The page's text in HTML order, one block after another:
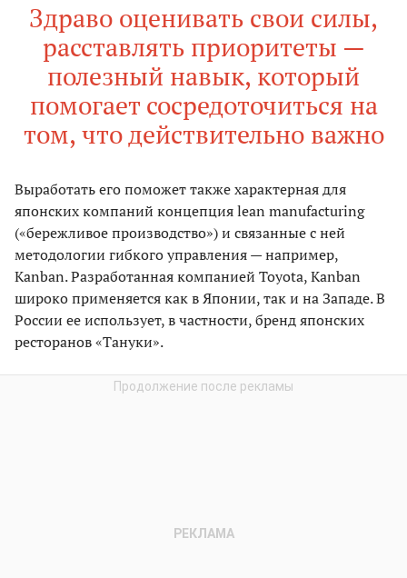
Здраво оценивать свои силы,
расставлять приоритеты —
полезный навык, который
помогает сосредоточиться на
том, что действительно важно
Выработать его поможет также характерная для
японских компаний концепция lean manufacturing
(«бережливое производство») и связанные с ней
методологии гибкого управления — например,
Kanban. Разработанная компанией Toyota, Kanban
широко применяется как в Японии, так и на Западе. В
России ее использует, в частности, бренд японских
ресторанов «Тануки».